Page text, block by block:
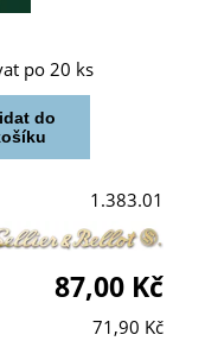
po 20 ks
1.383.01
87,00 Kč
71,90 Kč